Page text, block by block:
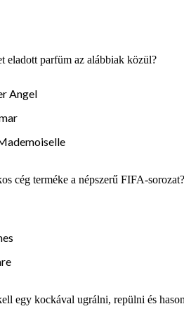
eladott parfüm az alábbiak közül?
Angel
cég terméke a népszerű FIFA-sorozat?
egy kockával ugrálni, repülni és